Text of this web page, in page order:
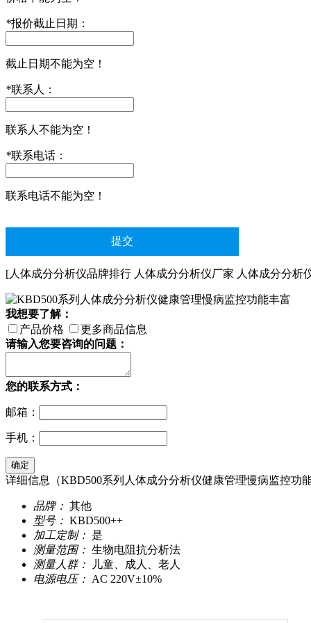
*报价截止日期：
截止日期不能为空！
*联系人：
联系人不能为空！
*联系电话：
联系电话不能为空！
[人体成分分析仪品牌排行 人体成分分析仪厂家 人体成分分析
我想要了解：
产品价格
更多商品信息
请输入您要咨询的问题：
您的联系方式：
邮箱：
手机：
详细信息（KBD500系列人体成分分析仪健康管理慢病监控功
品牌： 其他
型号： KBD500++
加工定制： 是
测量范围： 生物电阻抗分析法
测量人群：
儿童、成人、老人
电源电压： AC 220V±10%